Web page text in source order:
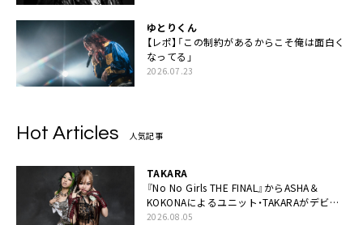
ゆとりくん
【レポ】「この制約があるからこそ俺は面白く
なってる」
2026.07.23
Hot Articles 人気記事
TAKARA
『No No Girls THE FINAL』からASHA＆
KOKONAによるユニット・TAKARAがデビュ
ー
2026.08.05